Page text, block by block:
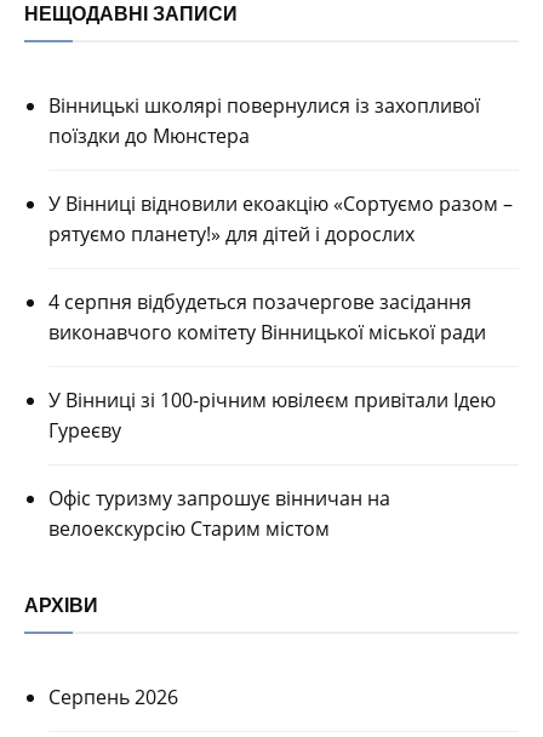
НЕЩОДАВНІ ЗАПИСИ
Вінницькі школярі повернулися із захопливої
поїздки до Мюнстера
У Вінниці відновили екоакцію «Сортуємо разом –
рятуємо планету!» для дітей і дорослих
4 серпня відбудеться позачергове засідання
виконавчого комітету Вінницької міської ради
У Вінниці зі 100-річним ювілеєм привітали Ідею
Гуреєву
Офіс туризму запрошує вінничан на
велоекскурсію Старим містом
АРХІВИ
Серпень 2026